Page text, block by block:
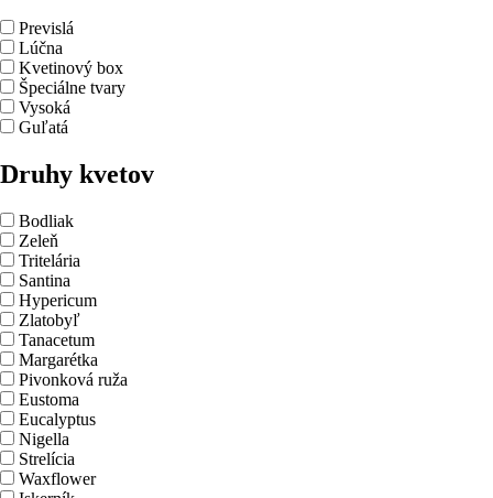
Previslá
Lúčna
Kvetinový box
Špeciálne tvary
Vysoká
Guľatá
Druhy kvetov
Bodliak
Zeleň
Tritelária
Santina
Hypericum
Zlatobyľ
Tanacetum
Margarétka
Pivonková ruža
Eustoma
Eucalyptus
Nigella
Strelícia
Waxflower